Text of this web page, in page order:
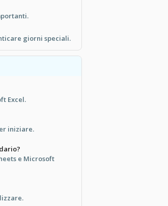
giorni speciali.
Excel.
iniziare.
e Microsoft